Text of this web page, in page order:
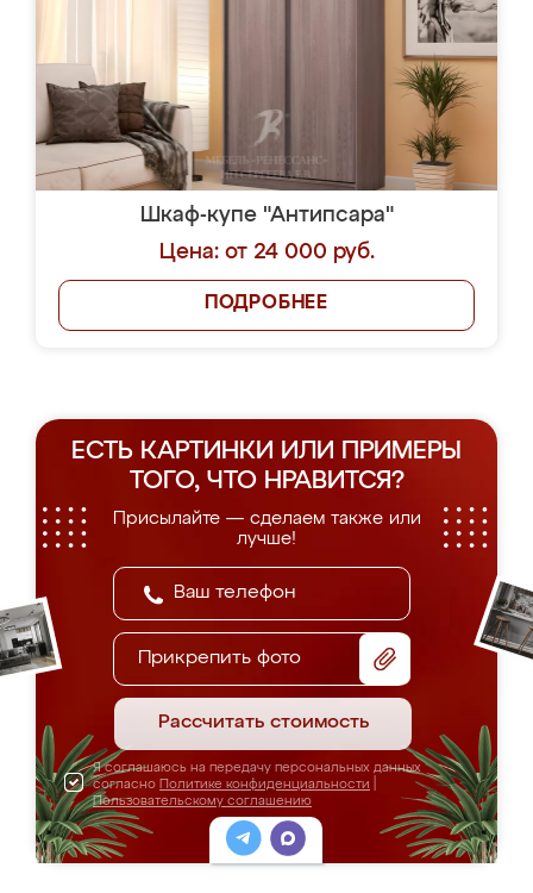
Шкаф-купе "Антипсара"
Цена: от 24 000 руб.
ПОДРОБНЕЕ
ЕСТЬ КАРТИНКИ ИЛИ ПРИМЕРЫ
ТОГО, ЧТО НРАВИТСЯ?
Присылайте — сделаем также или
лучше!
Прикрепить фото
Рассчитать стоимость
Я соглашаюсь на передачу персональных данных
согласно Политике конфиденциальности
Пользовательскому соглашению